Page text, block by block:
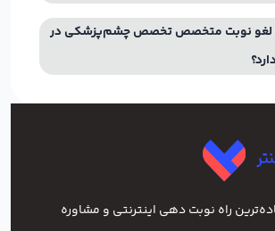
یا لغو نوبت متخصص تخصص چشم‌پزشکی در
راه نوبت‌ دهی اینترنتی و مشاوره